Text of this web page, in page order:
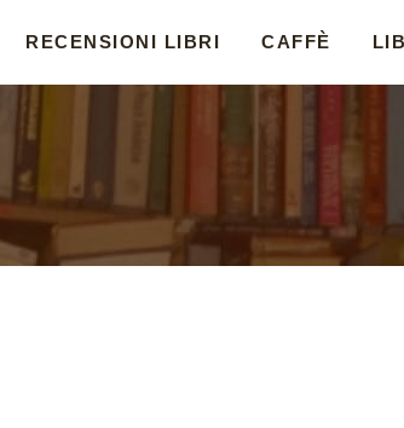
RECENSIONI LIBRI CAFFÈ